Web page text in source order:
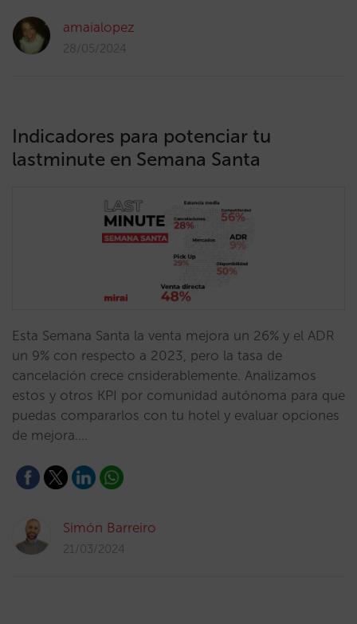
amaialopez
28/05/2024
Indicadores para potenciar tu
lastminute en Semana Santa
Esta Semana Santa la venta mejora un 26% y el ADR
un 9% con respecto a 2023, pero la tasa de
cancelación crece cnsiderablemente. Analizamos
estos y otros KPI por comunidad autónoma para que
puedas compararlos con tu hotel y evaluar opciones
de mejora.…
Simón Barreiro
21/03/2024